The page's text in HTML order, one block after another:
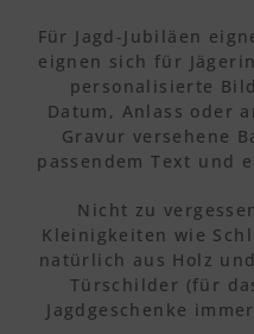
Für Jagd-Jubiläen
eignen sich für
personalisierte
Datum, Anlass oder
Gravur versehene
passendem Text und
Nicht zu
Kleinigkeiten wie
natürlich aus Holz
Türschilder (für
Jagdgeschenke